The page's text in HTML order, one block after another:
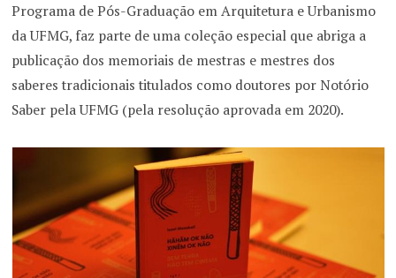
Programa de Pós-Graduação em Arquitetura e Urbanismo
da UFMG, faz parte de uma coleção especial que abriga a
publicação dos memoriais de mestras e mestres dos
saberes tradicionais titulados como doutores por Notório
Saber pela UFMG (pela resolução aprovada em 2020).